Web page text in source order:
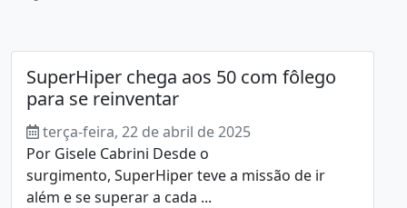
SuperHiper chega aos 50 com fôlego
para se reinventar
terça-feira, 22 de abril de 2025
Por Gisele Cabrini Desde o
surgimento, SuperHiper teve a missão de ir
além e se superar a cada ...